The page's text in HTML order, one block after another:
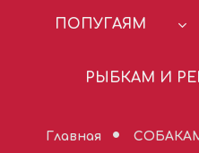
ПОПУГАЯМ
РЫБКАМ И
Главная